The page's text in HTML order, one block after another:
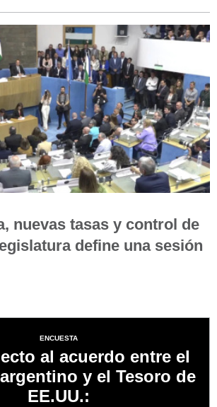
nuevas tasas y control de
define una sesión
ENCUESTA
al acuerdo entre el
y el Tesoro de
EE.UU.: